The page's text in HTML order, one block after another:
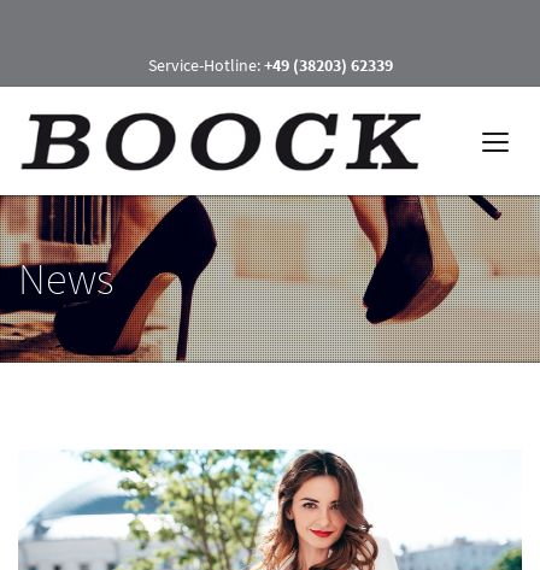
Service-Hotline:+49 (38203) 62339
News